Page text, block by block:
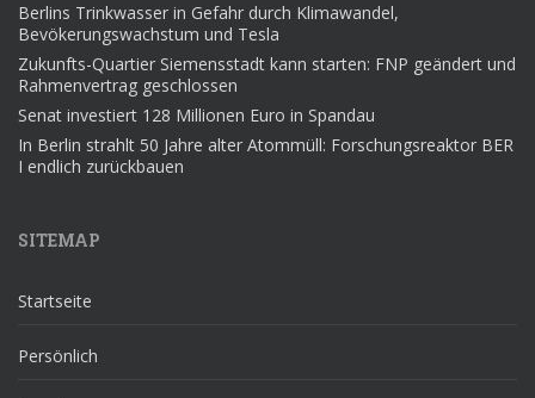
Berlins Trinkwasser in Gefahr durch Klimawandel,
Bevökerungswachstum und Tesla
Zukunfts-Quartier Siemensstadt kann starten: FNP geändert und
Rahmenvertrag geschlossen
Senat investiert 128 Millionen Euro in Spandau
In Berlin strahlt 50 Jahre alter Atommüll: Forschungsreaktor BER
I endlich zurückbauen
SITEMAP
Startseite
Persönlich